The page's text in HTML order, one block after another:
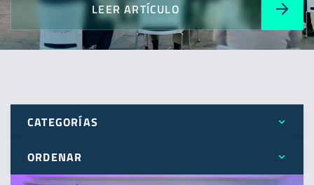
LEER ARTÍCULO
CATEGORÍAS
Todos
ORDENAR